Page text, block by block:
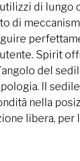
di lungo
di
Spirit
del
Il
nella
libera, per